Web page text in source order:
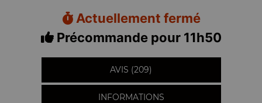
Actuellement fermé
Précommande pour 11h50
AVIS (209)
INFORMATIONS